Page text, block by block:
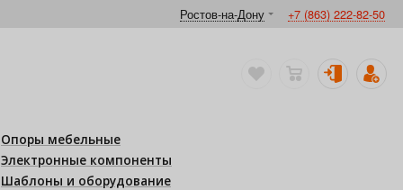
Ростов-на-Дону +7 (863) 222-82-50
Опоры мебельные
Электронные компоненты
Шаблоны и оборудование